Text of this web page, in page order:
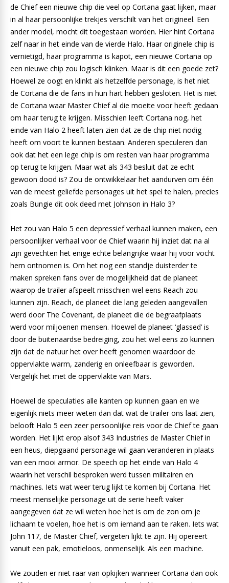
de Chief een nieuwe chip die veel op Cortana gaat lijken, maar
in al haar persoonlijke trekjes verschilt van het origineel. Een
ander model, mocht dit toegestaan worden. Hier hint Cortana
zelf naar in het einde van de vierde Halo. Haar originele chip is
vernietigd, haar programma is kapot, een nieuwe Cortana op
een nieuwe chip zou logisch klinken. Maar is dit een goede zet?
Hoewel ze oogt en klinkt als hetzelfde personage, is het niet
de Cortana die de fans in hun hart hebben gesloten. Het is niet
de Cortana waar Master Chief al die moeite voor heeft gedaan
om haar terug te krijgen. Misschien leeft Cortana nog, het
einde van Halo 2 heeft laten zien dat ze de chip niet nodig
heeft om voort te kunnen bestaan. Anderen speculeren dan
ook dat het een lege chip is om resten van haar programma
op terug te krijgen. Maar wat als 343 besluit dat ze echt
gewoon dood is? Zou de ontwikkelaar het aandurven om één
van de meest geliefde personages uit het spel te halen, precies
zoals Bungie dit ook deed met Johnson in Halo 3?
Het zou van Halo 5 een depressief verhaal kunnen maken, een
persoonlijker verhaal voor de Chief waarin hij inziet dat na al
zijn gevechten het enige echte belangrijke waar hij voor vocht
hem ontnomen is. Om het nog een standje duisterder te
maken spreken fans over de mogelijkheid dat de planeet
waarop de trailer afspeelt misschien wel eens Reach zou
kunnen zijn. Reach, de planeet die lang geleden aangevallen
werd door The Covenant, de planeet die de begraafplaats
werd voor miljoenen mensen. Hoewel de planeet ‘glassed’ is
door de buitenaardse bedreiging, zou het wel eens zo kunnen
zijn dat de natuur het over heeft genomen waardoor de
oppervlakte warm, zanderig en onleefbaar is geworden.
Vergelijk het met de oppervlakte van Mars.
Hoewel de speculaties alle kanten op kunnen gaan en we
eigenlijk niets meer weten dan dat wat de trailer ons laat zien,
belooft Halo 5 een zeer persoonlijke reis voor de Chief te gaan
worden. Het lijkt erop alsof 343 Industries de Master Chief in
een heus, diepgaand personage wil gaan veranderen in plaats
van een mooi armor. De speech op het einde van Halo 4
waarin het verschil besproken werd tussen militairen en
machines. Iets wat weer terug lijkt te komen bij Cortana. Het
meest menselijke personage uit de serie heeft vaker
aangegeven dat ze wil weten hoe het is om de zon om je
lichaam te voelen, hoe het is om iemand aan te raken. Iets wat
John 117, de Master Chief, vergeten lijkt te zijn. Hij opereert
vanuit een pak, emotieloos, onmenselijk. Als een machine.
We zouden er niet raar van opkijken wanneer Cortana dan ook